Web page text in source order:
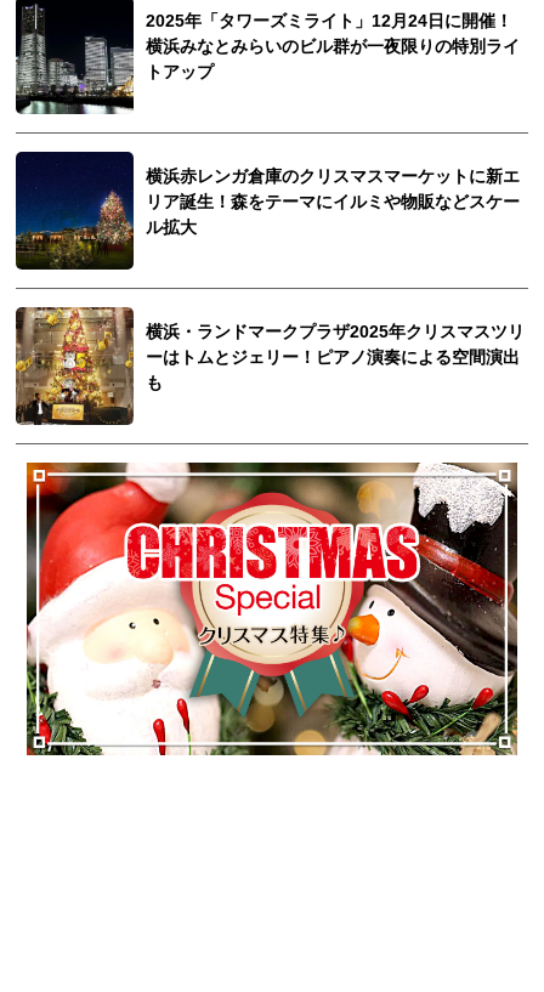
2025年「タワーズミライト」12月24日に開催！
横浜みなとみらいのビル群が一夜限りの特別ライ
トアップ
横浜赤レンガ倉庫のクリスマスマーケットに新エ
リア誕生！森をテーマにイルミや物販などスケー
ル拡大
横浜・ランドマークプラザ2025年クリスマスツリ
ーはトムとジェリー！ピアノ演奏による空間演出
も